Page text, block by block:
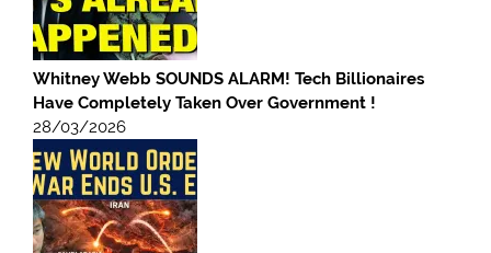
Whitney Webb SOUNDS ALARM! Tech Billionaires
Have Completely Taken Over Government !
28/03/2026